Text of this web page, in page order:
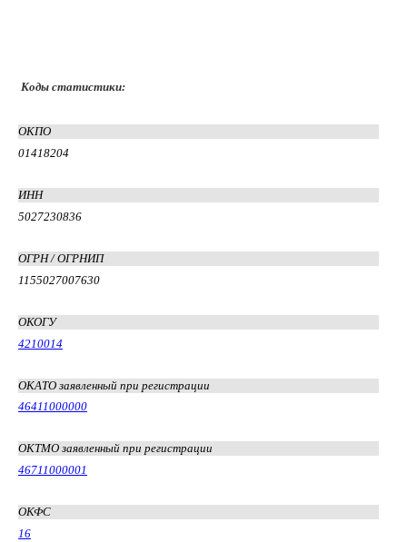
Коды статистики:
ОКПО
01418204
ИНН
5027230836
ОГРН / ОГРНИП
1155027007630
ОКОГУ
4210014
ОКАТО заявленный при регистрации
46411000000
ОКТМО заявленный при регистрации
46711000001
ОКФС
16